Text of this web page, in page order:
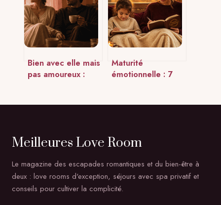
Bien avec elle mais
pas amoureux :
sentimentale ?
Maturité
émotionnelle : 7
réactions en
Meilleures Love Room
Le magazine des escapades romantiques et du bien-être à
deux : love rooms d'exception, séjours avec spa privatif et
conseils pour cultiver la complicité.